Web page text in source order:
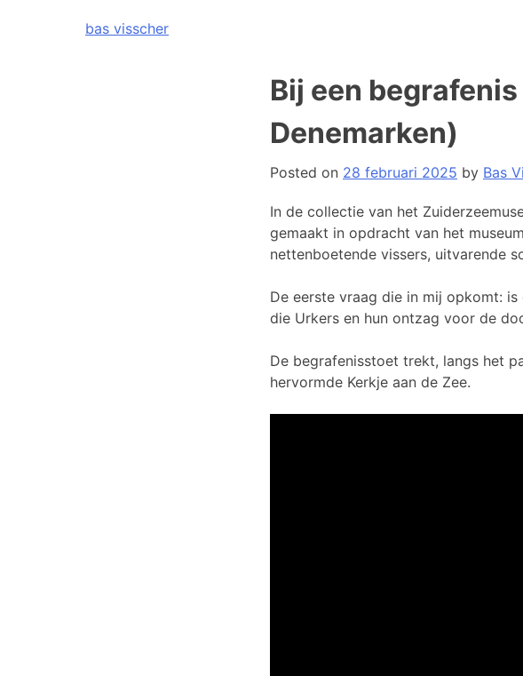
bas visscher
Bij een
Denemarken)
Posted on 28 februari 2025 by Bas
In de collectie van het
gemaakt in opdracht van het
nettenboetende vissers, uitvarende
De eerste vraag die in mij opkomt:
die Urkers en hun ontzag voor de
De begrafenisstoet trekt, langs het
hervormde Kerkje aan de Zee.